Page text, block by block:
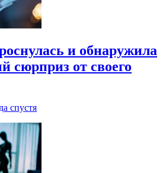
и обнаружила
сюрприз от своего
спустя